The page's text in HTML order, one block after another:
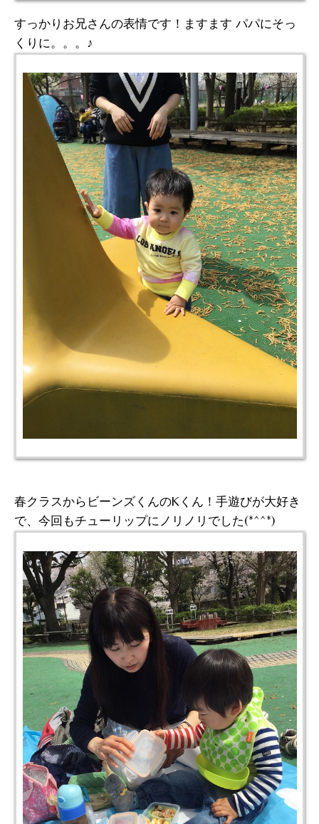
すっかりお兄さんの表情です！ますます パパにそっ
くりに。。。♪
春クラスからビーンズくんのKくん！手遊びが大好き
で、今回もチューリップにノリノリでした(*^^*)